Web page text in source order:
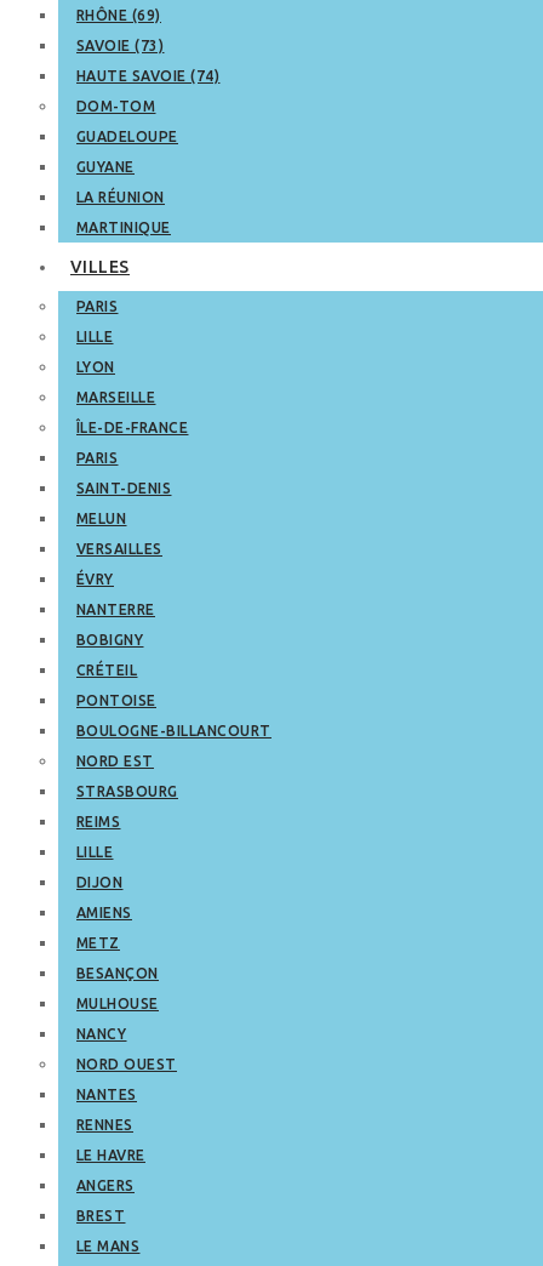
RHÔNE (69)
SAVOIE (73)
HAUTE SAVOIE (74)
DOM-TOM
GUADELOUPE
GUYANE
LA RÉUNION
MARTINIQUE
VILLES
PARIS
LILLE
LYON
MARSEILLE
ÎLE-DE-FRANCE
PARIS
SAINT-DENIS
MELUN
VERSAILLES
ÉVRY
NANTERRE
BOBIGNY
CRÉTEIL
PONTOISE
BOULOGNE-BILLANCOURT
NORD EST
STRASBOURG
REIMS
LILLE
DIJON
AMIENS
METZ
BESANÇON
MULHOUSE
NANCY
NORD OUEST
NANTES
RENNES
LE HAVRE
ANGERS
BREST
LE MANS